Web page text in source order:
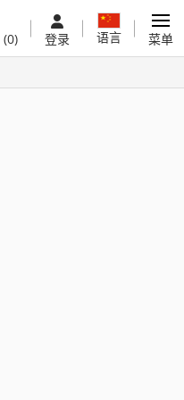
(0) 登录 语言 菜单